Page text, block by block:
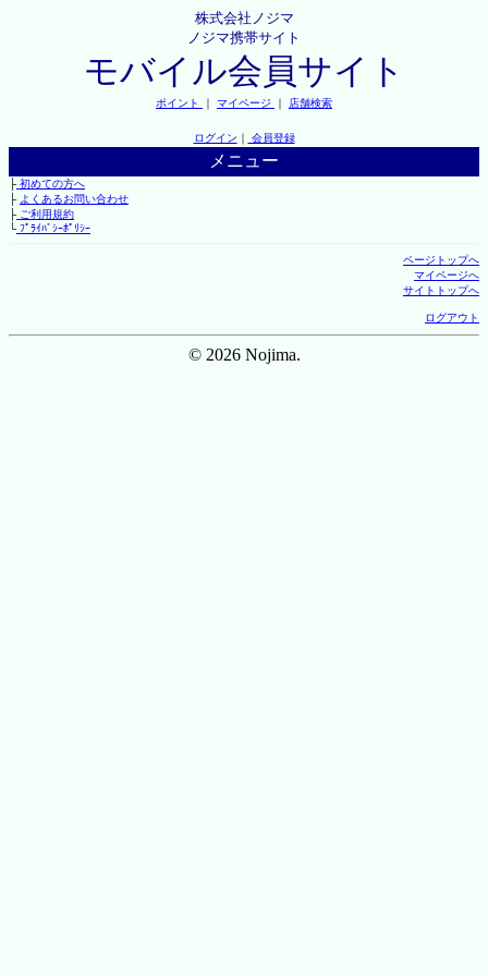
株式会社ノジマ
ノジマ携帯サイト
モバイル会員サイト
ポイント ｜ マイページ ｜ 店舗検索
ログイン ｜ 会員登録
メニュー
├初めての方へ
├ よくあるお問い合わせ
├ご利用規約
└ﾌﾟﾗｲﾊﾞｼｰﾎﾟﾘｼｰ
ページトップへ
マイページへ
サイトトップへ
ログアウト
© 2026 Nojima.